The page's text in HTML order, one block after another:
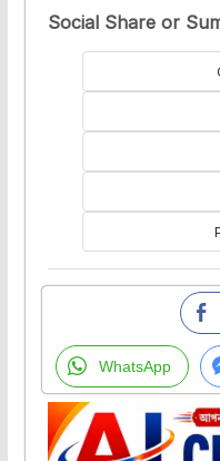
Social Share or
WhatsApp